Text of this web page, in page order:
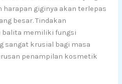
harapan giginya akan terlepas
besar. Tindakan
balita memiliki fungsi
sangat krusial bagi masa
penampilan kosmetik